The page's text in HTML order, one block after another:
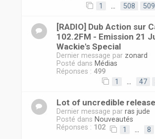
1
508 509
[RADIO] Dub Action sur
102.2FM - Emission 21
Wackie's Special
Dernier message par zonard
Posté dans Médias
Réponses : 499
1
47
Lot of uncredible
Dernier message par ras jude
Posté dans Nouveautés
Réponses : 102 1 8